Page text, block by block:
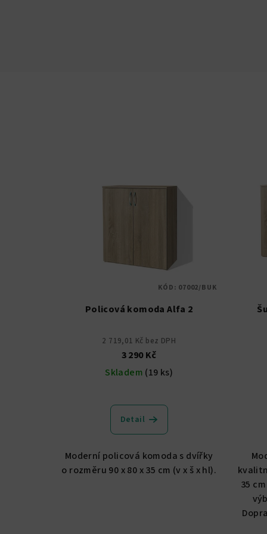
Policová komoda Alfa 2
2 719,01 Kč bez DPH
3 290 Kč
Skladem (19 ks)
hodnocení
produktu
je
5,0
z
Detail
Moderní policová komoda s dvířky
o rozměru 90 x 80 x 35 cm (v x š x hl).
KÓD: 07002/BUK
35